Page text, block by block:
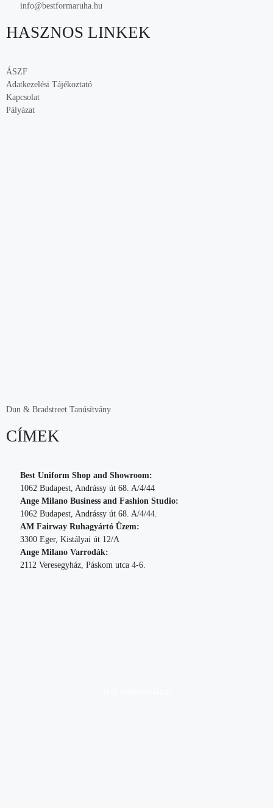
info@bestformaruha.hu
HASZNOS LINKEK
ÁSZF
Adatkezelési Tájékoztató
Kapcsolat
Pályázat
Dun & Bradstreet Tanúsítvány
CÍMEK
Best Uniform Shop and Showroom:
1062 Budapest, Andrássy út 68. A/4/44
Ange Milano Business and Fashion Studio:
1062 Budapest, Andrássy út 68. A/4/44.
AM Fairway Ruhagyártó Üzem:
3300 Eger, Kistályai út 12/A
Ange Milano Varrodák:
2112 Veresegyház, Páskom utca 4-6.